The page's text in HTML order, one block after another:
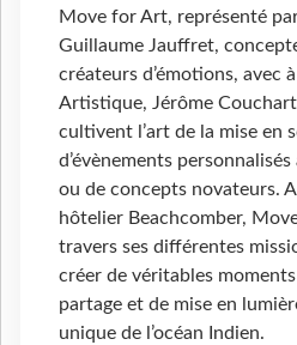
Move for Art, représenté
Guillaume Jauffret,
créateurs d’émotions, avec
Artistique, Jérôme
cultivent l’art de la mise en
d’évènements
ou de concepts novateurs.
hôtelier Beachcomber,
travers ses différentes
créer de véritables moments
partage et de mise en
unique de l’océan Indien.